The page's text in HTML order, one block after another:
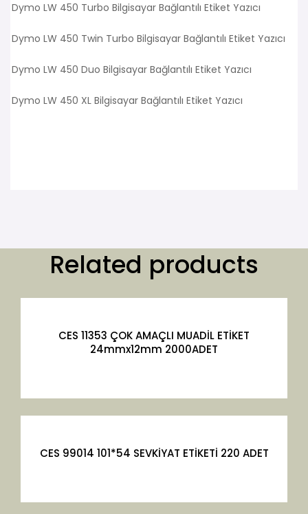
Dymo LW 450 Turbo Bilgisayar Bağlantılı Etiket Yazıcı
Dymo LW 450 Twin Turbo Bilgisayar Bağlantılı Etiket Yazıcı
Dymo LW 450 Duo Bilgisayar Bağlantılı Etiket Yazıcı
Dymo LW 450 XL Bilgisayar Bağlantılı Etiket Yazıcı
Related products
CES 11353 ÇOK AMAÇLI MUADİL ETİKET
24mmx12mm 2000ADET
CES 99014 101*54 SEVKİYAT ETİKETİ 220 ADET